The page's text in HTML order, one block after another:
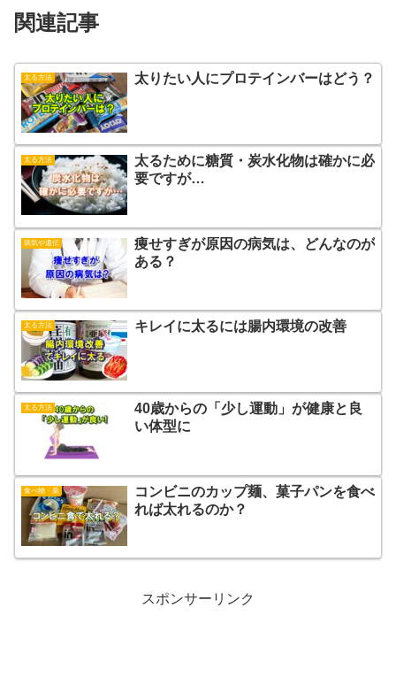
関連記事
太る方法 太りたい人にプロテインバーはどう？
太る方法
太るために糖質・炭水化物は確かに必
要ですが…
病気や遺伝
痩せすぎが原因の病気は、どんなのが
ある？
太る方法 キレイに太るには腸内環境の改善
太る方法
40歳からの「少し運動」が健康と良
い体型に
食べ物・薬
コンビニのカップ麺、菓子パンを食べ
れば太れるのか？
スポンサーリンク